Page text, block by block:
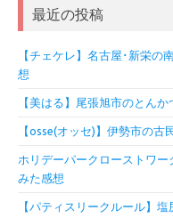
最近の投稿
【チェケレ】名古屋･新栄の
想
【美はる】尾張旭市のとん
【osse(オッセ)】伊勢市の
ホリデーパークローストワ
みた感想
【パティスリークルール】